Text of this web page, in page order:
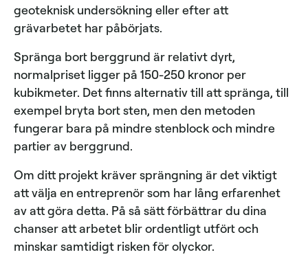
geoteknisk undersökning eller efter att
grävarbetet har påbörjats.
Spränga bort berggrund är relativt dyrt,
normalpriset ligger på 150-250 kronor per
kubikmeter. Det finns alternativ till att spränga, till
exempel bryta bort sten, men den metoden
fungerar bara på mindre stenblock och mindre
partier av berggrund.
Om ditt projekt kräver sprängning är det viktigt
att välja en entreprenör som har lång erfarenhet
av att göra detta. På så sätt förbättrar du dina
chanser att arbetet blir ordentligt utfört och
minskar samtidigt risken för olyckor.